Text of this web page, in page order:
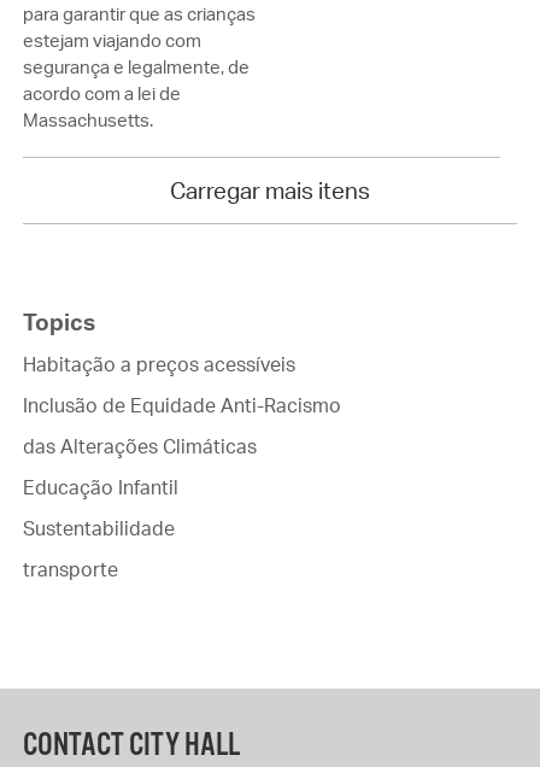
para garantir que as crianças
estejam viajando com
segurança e legalmente, de
acordo com a lei de
Massachusetts.
Carregar mais itens
Topics
Habitação a preços acessíveis
Inclusão de Equidade Anti-Racismo
das Alterações Climáticas
Educação Infantil
Sustentabilidade
transporte
CONTACT CITY HALL